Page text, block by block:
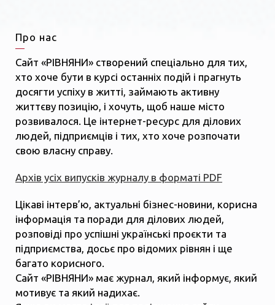
Про нас
Сайт «РІВНЯНИ» створений спеціально для тих,
хто хоче бути в курсі останніх подій і прагнуть
досягти успіху в житті, займають активну
життєву позицію, і хочуть, щоб наше місто
розвивалося. Це інтернет-ресурс для ділових
людей, підприємців і тих, хто хоче розпочати
свою власну справу.
Архів усіх випусків журналу в форматі PDF
Цікаві інтерв’ю, актуальні бізнес-новини, корисна
інформація та поради для ділових людей,
розповіді про успішні українські проєкти та
підприємства, досьє про відомих рівнян і ще
багато корисного.
Сайт «РІВНЯНИ» має журнал, який інформує, який
мотивує та який надихає.